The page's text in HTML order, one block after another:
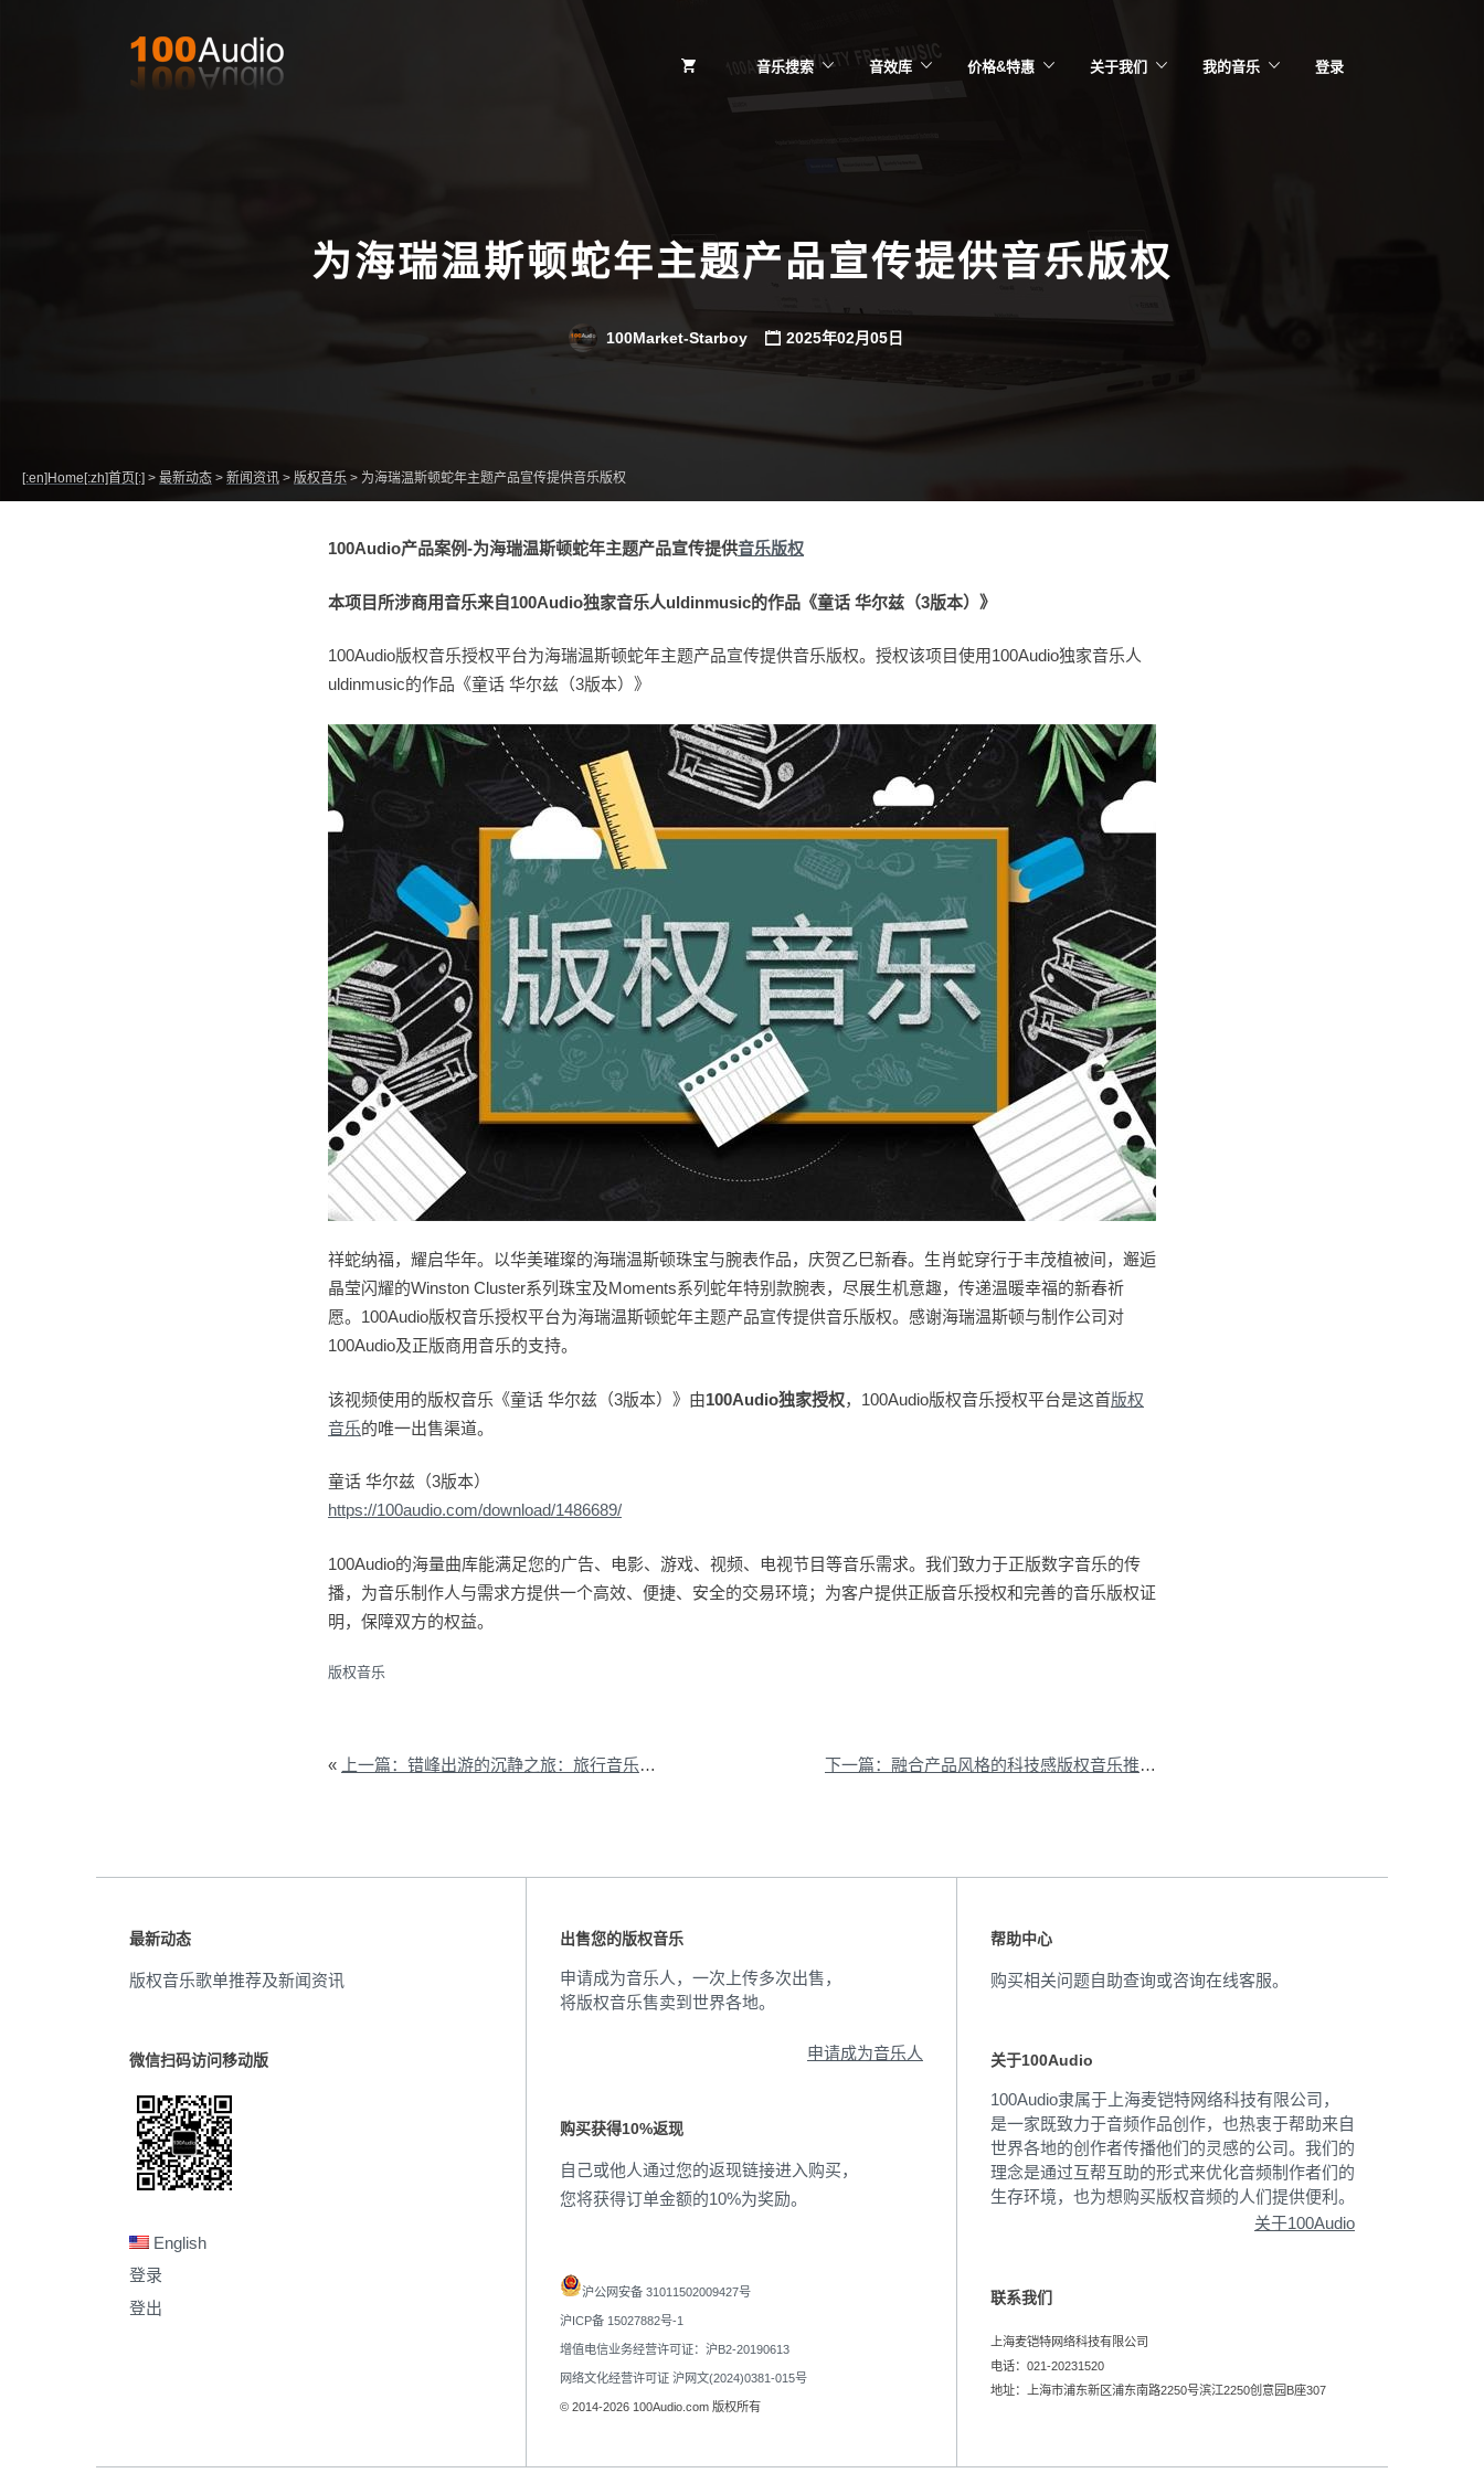
音乐搜索 音效库 价格&特惠 关于我们 我的音乐 登录
为海瑞温斯顿蛇年主题产品宣传提供音乐版权
100Market-Starboy 2025年02月05日
[:en]Home[:zh]首页[:] > 最新动态 > 新闻资讯 > 版权音乐 > 为海瑞温斯顿蛇年主题产品宣传提供音乐版权
100Audio产品案例-为海瑞温斯顿蛇年主题产品宣传提供音乐版权
本项目所涉商用音乐来自100Audio独家音乐人uldinmusic的作品《童话 华尔兹（3版本）》
100Audio版权音乐授权平台为海瑞温斯顿蛇年主题产品宣传提供音乐版权。授权该项目使用100Audio独家音乐人
uldinmusic的作品《童话 华尔兹（3版本）》
祥蛇纳福，耀启华年。以华美璀璨的海瑞温斯顿珠宝与腕表作品，庆贺乙巳新春。生肖蛇穿行于丰茂植被间，邂逅
晶莹闪耀的Winston Cluster系列珠宝及Moments系列蛇年特别款腕表，尽展生机意趣，传递温暖幸福的新春祈
愿。100Audio版权音乐授权平台为海瑞温斯顿蛇年主题产品宣传提供音乐版权。感谢海瑞温斯顿与制作公司对
100Audio及正版商用音乐的支持。
该视频使用的版权音乐《童话 华尔兹（3版本）》由100Audio独家授权，100Audio版权音乐授权平台是这首版权
音乐的唯一出售渠道。
童话 华尔兹（3版本）
https://100audio.com/download/1486689/
100Audio的海量曲库能满足您的广告、电影、游戏、视频、电视节目等音乐需求。我们致力于正版数字音乐的传
播，为音乐制作人与需求方提供一个高效、便捷、安全的交易环境；为客户提供正版音乐授权和完善的音乐版权证
明，保障双方的权益。
版权音乐
« 上一篇：错峰出游的沉静之旅：旅行音乐推荐与心灵对话 下一篇：融合产品风格的科技感版权音乐推荐
最新动态
版权音乐歌单推荐及新闻资讯
微信扫码访问移动版
English
登录
登出
出售您的版权音乐
申请成为音乐人，一次上传多次出售，
将版权音乐售卖到世界各地。
申请成为音乐人
购买获得10%返现
自己或他人通过您的返现链接进入购买，
您将获得订单金额的10%为奖励。
沪公网安备 31011502009427号
沪ICP备 15027882号-1
增值电信业务经营许可证：沪B2-20190613
网络文化经营许可证 沪网文(2024)0381-015号
© 2014-2026 100Audio.com 版权所有
帮助中心
购买相关问题自助查询或咨询在线客服。
关于100Audio
100Audio隶属于上海麦铠特网络科技有限公司，
是一家既致力于音频作品创作，也热衷于帮助来自
世界各地的创作者传播他们的灵感的公司。我们的
理念是通过互帮互助的形式来优化音频制作者们的
生存环境，也为想购买版权音频的人们提供便利。
关于100Audio
联系我们
上海麦铠特网络科技有限公司
电话：021-20231520
地址：上海市浦东新区浦东南路2250号滨江2250创意园B座307